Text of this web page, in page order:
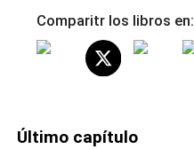
Comparitr los libros en:
Último capítulo